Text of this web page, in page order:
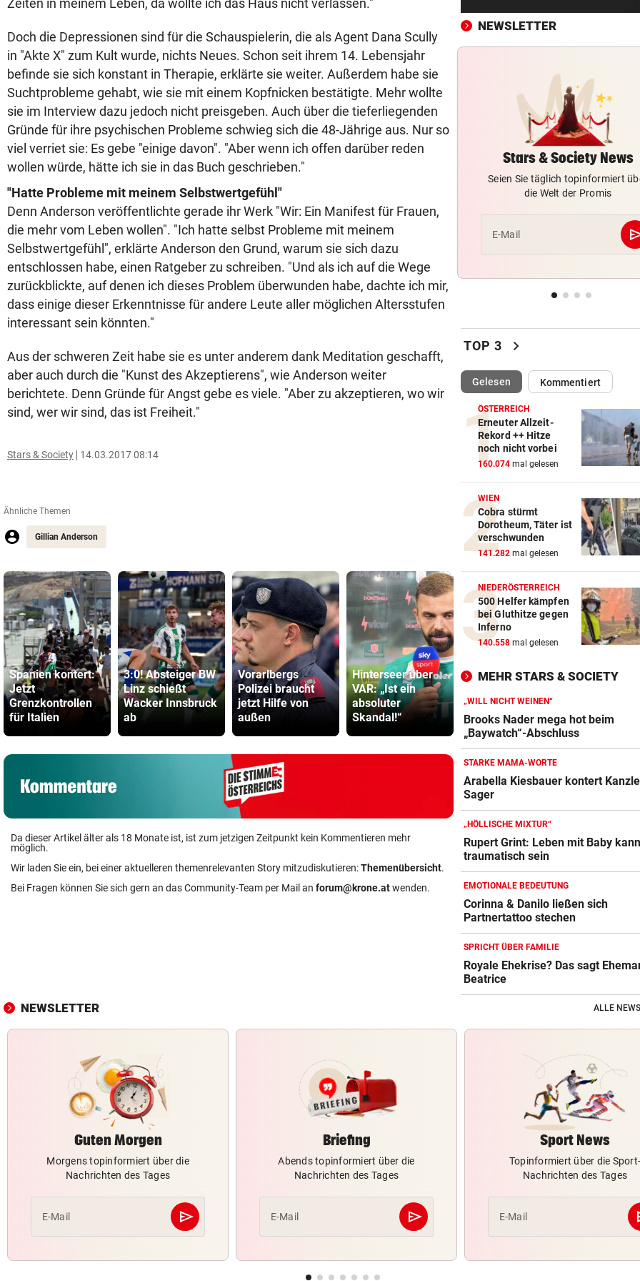
Zeiten in meinem Leben, da wollte ich das Haus nicht verlassen."
Doch die Depressionen sind für die Schauspielerin, die als Agent Dana Scully
in "Akte X" zum Kult wurde, nichts Neues. Schon seit ihrem 14. Lebensjahr
befinde sie sich konstant in Therapie, erklärte sie weiter. Außerdem habe sie
Suchtprobleme gehabt, wie sie mit einem Kopfnicken bestätigte. Mehr wollte
sie im Interview dazu jedoch nicht preisgeben. Auch über die tieferliegenden
Gründe für ihre psychischen Probleme schwieg sich die 48-Jährige aus. Nur so
viel verriet sie: Es gebe "einige davon". "Aber wenn ich offen darüber reden
wollen würde, hätte ich sie in das Buch geschrieben."
"Hatte Probleme mit meinem Selbstwertgefühl"
Denn Anderson veröffentlichte gerade ihr Werk "Wir: Ein Manifest für Frauen,
die mehr vom Leben wollen". "Ich hatte selbst Probleme mit meinem
Selbstwertgefühl", erklärte Anderson den Grund, warum sie sich dazu
entschlossen habe, einen Ratgeber zu schreiben. "Und als ich auf die Wege
zurückblickte, auf denen ich dieses Problem überwunden habe, dachte ich mir,
dass einige dieser Erkenntnisse für andere Leute aller möglichen Altersstufen
interessant sein könnten."
Aus der schweren Zeit habe sie es unter anderem dank Meditation geschafft,
aber auch durch die "Kunst des Akzeptierens", wie Anderson weiter
berichtete. Denn Gründe für Angst gebe es viele. "Aber zu akzeptieren, wo wir
sind, wer wir sind, das ist Freiheit."
Stars & Society 14.03.2017 08:14
Ähnliche Themen
Gillian Anderson
Spanien kontert:
Jetzt
Grenzkontrollen
für Italien
3:0! Absteiger BW
Linz schießt
Wacker Innsbruck
ab
Vorarlbergs
Polizei braucht
jetzt Hilfe von
außen
Hinterseer über
VAR: „Ist ein
absoluter
Skandal!“
Millionen – dank
Transfer-Clou
gegen
Da dieser Artikel älter als 18 Monate ist, ist zum jetzigen Zeitpunkt kein Kommentieren mehr
möglich.
Wir laden Sie ein, bei einer aktuelleren themenrelevanten Story mitzudiskutieren:Themenübersicht.
Bei Fragen können Sie sich gern an das Community-Team per Mail an forum@krone.atwenden.
Brasilien-Legende schockt
mit Mallet-Finger
Traktor-Unglück: Mutter (36)
meldet sich zu Wort
STRATEGIE FEHLT
Schutz vor Drohnen?
hat keinen Plan
LÄNDLE-KICKER SIEGEN
KRITIK AUS POLITIK vor 8
Luxus am Meer! Sabalenka
gewährt private Einblicke
„IHR SEID DER HAMMER!“
Feuerwehr befreite Kalb aus
misslicher Lage
FUSSBALL-FANS FEIERN vor
Hochgefühle dank
eines Kult-Sponsors
LIEFERING VERLIERT vor
Enttäuschende Zweitliga-
Rückkehr nach Grödig
2. LIGA – 2. RUNDE
Fehlstart komplett! Nächste
für St. Pölten
WANDERER AUSGEFLOGEN vor
Dramatik im Valser Tal
IN GREENSBORO
Straka verpasst bei PGA-
den Cut vorzeitig
SCHRIEB WM-GESCHICHTE vor 9
Bayern kassiert Millionen –
Transfer-Clou
NEWSLETTER
Stars & Society News
Seien Sie täglich topinformiert
die Welt der Promis
E-Mail
TOP 3 chevron_right
Gelesen(ausgewählt)Kommentiert
ÖSTERREICH
Erneuter Allzeit-
Rekord ++ Hitze
noch nicht vorbei
160.074 mal gelesen
WIEN
Cobra stürmt
Dorotheum, Täter ist
verschwunden
141.282 mal gelesen
NIEDERÖSTERREICH
500 Helfer kämpfen
bei Gluthitze gegen
Inferno
140.558 mal gelesen
MEHR STARS & SOCIETY
„WILL NICHT WEINEN“
Brooks Nader mega hot beim
„Baywatch“-Abschluss
STARKE MAMA-WORTE
Arabella Kiesbauer kontert
Sager
„HÖLLISCHE MIXTUR“
Rupert Grint: Leben mit Baby kann
traumatisch sein
EMOTIONALE BEDEUTUNG
Corinna & Danilo ließen sich
Partnertattoo stechen
SPRICHT ÜBER FAMILIE
Royale Ehekrise? Das sagt
Beatrice
NEWSLETTER ALLE
Guten Morgen
Morgens topinformiert über die
Nachrichten des Tages
E-Mail send
Abschicken
Briefing
Abends topinformiert über die
Nachrichten des Tages
E-Mail send
Abschicken
Sport News
Topinformiert über die Sport-
Nachrichten des Tages
E-Mail